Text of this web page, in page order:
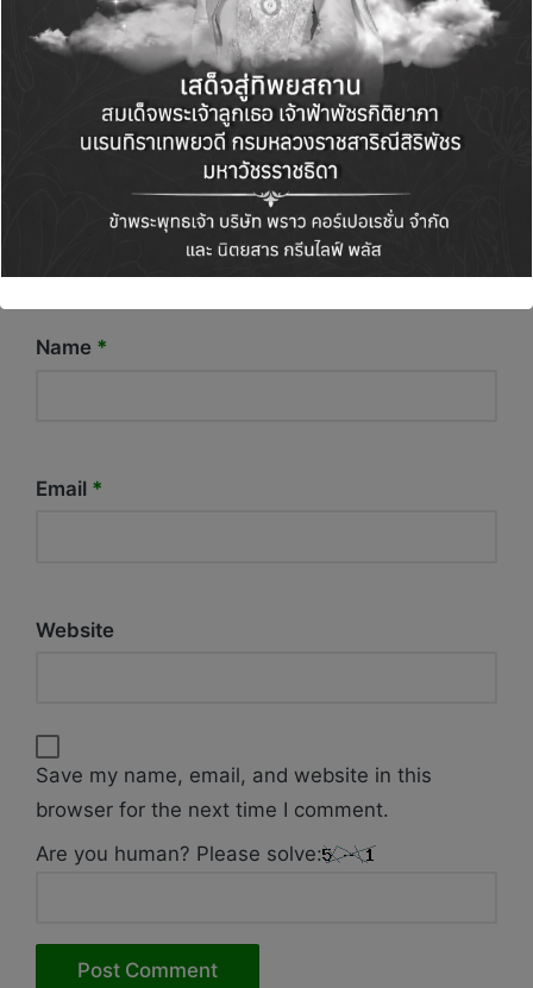
Name *
Email *
Website
Save my name, email, and website in this
browser for the next time I comment.
Are you human? Please solve: